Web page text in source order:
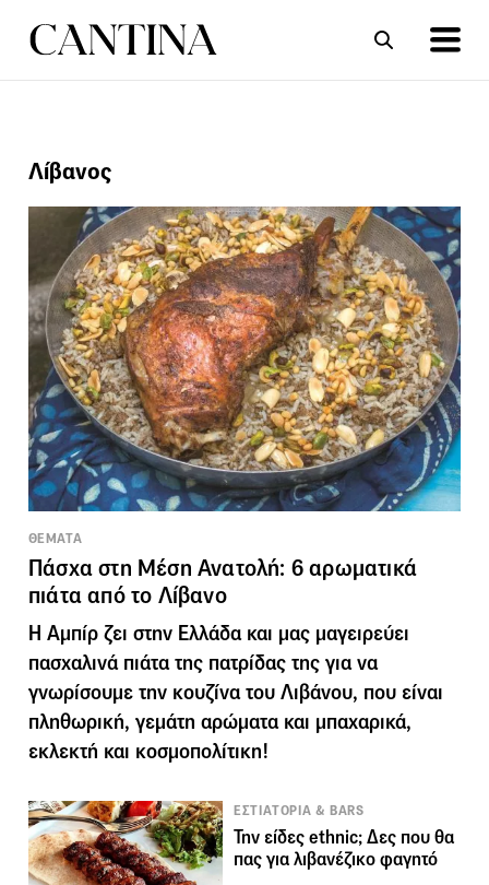
Λίβανος
ΘΕΜΑΤΑ
Πάσχα στη Μέση Ανατολή: 6 αρωματικά
πιάτα από το Λίβανο
Η Αμπίρ ζει στην Ελλάδα και μας μαγειρεύει
πασχαλινά πιάτα της πατρίδας της για να
γνωρίσουμε την κουζίνα του Λιβάνου, που είναι
πληθωρική, γεμάτη αρώματα και μπαχαρικά,
εκλεκτή και κοσμοπολίτικη!
ΕΣΤΙΑΤΟΡΙΑ & BARS
Την είδες ethnic; Δες που θα
πας για λιβανέζικο φαγητό